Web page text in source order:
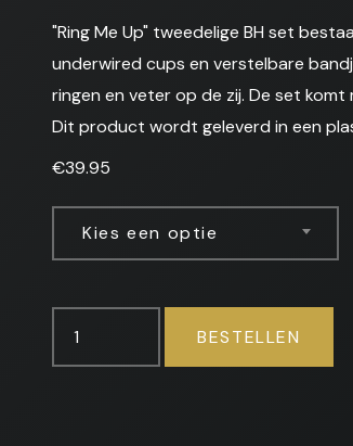
"Ring Me Up" tweedelige BH set
underwired cups en verstelbare
ringen en veter op de zij. De set
Dit product wordt geleverd in een
€39.95
Kies een optie
BESTELLEN